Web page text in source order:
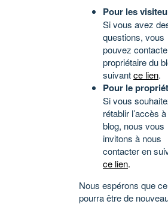
Pour les
Si vous avez
questions, vous
pouvez
propriétaire du
suivantce lien.
Pour le
Si vous
rétablir l’accès
blog, nous vous
invitons à nous
contacter en
ce lien.
Nous espérons que
pourra être de